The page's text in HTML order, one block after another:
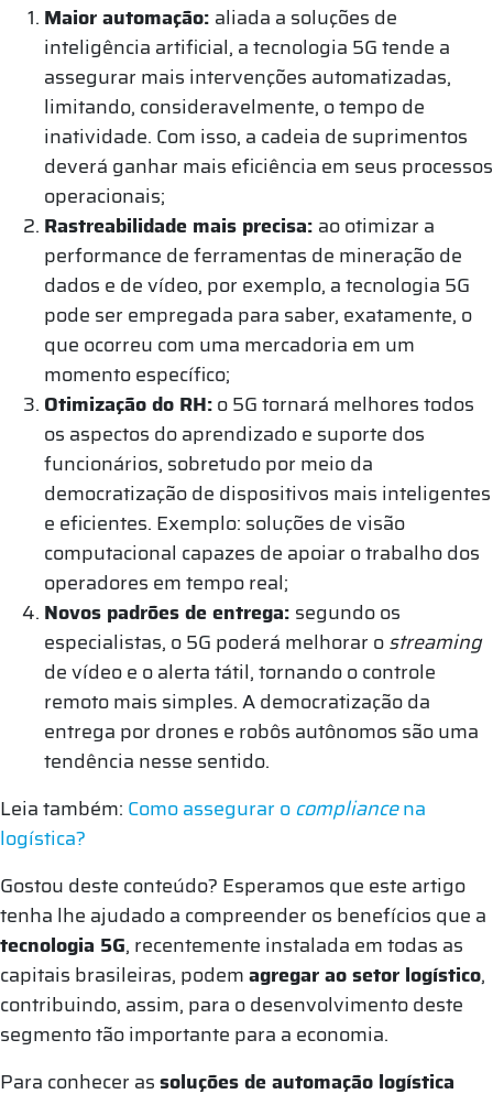
Maior automação: aliada a soluções de
inteligência artificial, a tecnologia 5G tende a
assegurar mais intervenções automatizadas,
limitando, consideravelmente, o tempo de
inatividade. Com isso, a cadeia de suprimentos
deverá ganhar mais eficiência em seus processos
operacionais;
Rastreabilidade mais precisa: ao otimizar a
performance de ferramentas de mineração de
dados e de vídeo, por exemplo, a tecnologia 5G
pode ser empregada para saber, exatamente, o
que ocorreu com uma mercadoria em um
momento específico;
Otimização do RH:o 5G tornará melhores todos
os aspectos do aprendizado e suporte dos
funcionários, sobretudo por meio da
democratização de dispositivos mais inteligentes
e eficientes. Exemplo: soluções de visão
computacional capazes de apoiar o trabalho dos
operadores em tempo real;
Novos padrões de entrega: segundo os
especialistas, o 5G poderá melhorar ostreaming
de vídeo e o alerta tátil, tornando o controle
remoto mais simples. A democratização da
entrega por drones e robôs autônomos são uma
tendência nesse sentido.
Leia também: Como assegurar ocompliancena
logística?
Gostou deste conteúdo? Esperamos que este artigo
tenha lhe ajudado a compreender os benefícios que a
tecnologia 5G, recentemente instalada em todas as
capitais brasileiras, podemagregar ao setor logístico,
contribuindo, assim, para o desenvolvimento deste
segmento tão importante para a economia.
Para conhecer assoluções de automação logística